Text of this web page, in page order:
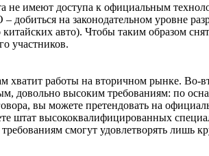
имеют доступа к официальным
на законодательном уровне
авто). Чтобы таким образом
участников.
работы на вторичном рынке. Во-
довольно высоким требованиям: по
вы можете претендовать на
штат высококвалифицированных
смогут удовлетворять лишь